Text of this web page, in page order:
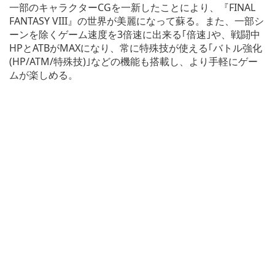
一部のキャラクターCGを一新したことにより、『FINAL
FANTASY VIII』の世界が美麗になって蘇る。また、一部シ
ーンを除くゲーム速度を3倍速に出来る｢倍速｣や、戦闘中
HPとATBがMAXになり、常に特殊技が使える｢バトル強化
(HP/ATM/特殊技)｣などの機能も搭載し、より手軽にゲー
ムが楽しめる。